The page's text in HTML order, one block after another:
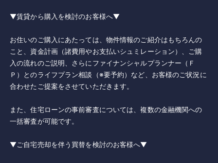
▼賃貸から購入を検討のお客様へ▼
お住いのご購入にあたっては、物件情報のご紹介はもちろんの
こと、資金計画（諸費用やお支払いシュミレーション）、ご購
入の流れのご説明、さらにファイナンシャルプランナー（Ｆ
Ｐ）とのライフプラン相談（※要予約）など、お客様のご状況に
合わせたご提案をさせていただきます。
また、住宅ローンの事前審査については、複数の金融機関への
一括審査が可能です。
▼ご自宅売却を伴う買替を検討のお客様へ▼